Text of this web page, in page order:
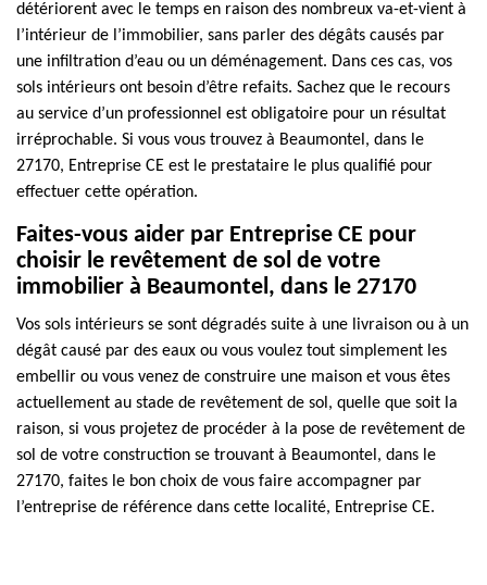
détériorent avec le temps en raison des nombreux va-et-vient à
l’intérieur de l’immobilier, sans parler des dégâts causés par
une infiltration d’eau ou un déménagement. Dans ces cas, vos
sols intérieurs ont besoin d’être refaits. Sachez que le recours
au service d’un professionnel est obligatoire pour un résultat
irréprochable. Si vous vous trouvez à Beaumontel, dans le
27170, Entreprise CE est le prestataire le plus qualifié pour
effectuer cette opération.
Faites-vous aider par Entreprise CE pour
choisir le revêtement de sol de votre
immobilier à Beaumontel, dans le 27170
Vos sols intérieurs se sont dégradés suite à une livraison ou à un
dégât causé par des eaux ou vous voulez tout simplement les
embellir ou vous venez de construire une maison et vous êtes
actuellement au stade de revêtement de sol, quelle que soit la
raison, si vous projetez de procéder à la pose de revêtement de
sol de votre construction se trouvant à Beaumontel, dans le
27170, faites le bon choix de vous faire accompagner par
l’entreprise de référence dans cette localité, Entreprise CE.